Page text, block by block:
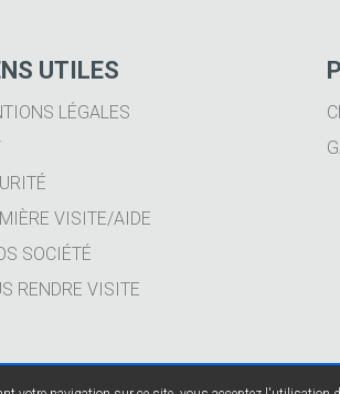
UTILES
LÉGALES
VISITE/AIDE
SOCIÉTÉ
RENDRE VISITE